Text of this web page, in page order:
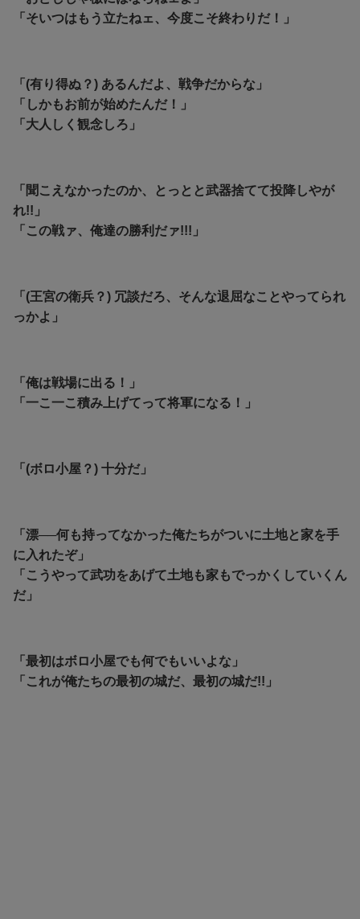
「そいつはもう立たねェ、今度こそ終わりだ！」
「(有り得ぬ？) あるんだよ、戦争だからな」
「しかもお前が始めたんだ！」
「大人しく観念しろ」
「聞こえなかったのか、とっとと武器捨てて投降しやが
れ!!」
「この戦ァ、俺達の勝利だァ!!!」
「(王宮の衛兵？) 冗談だろ、そんな退屈なことやってられ
っかよ」
「俺は戦場に出る！」
「一こ一こ積み上げてって将軍になる！」
「(ボロ小屋？) 十分だ」
「漂──何も持ってなかった俺たちがついに土地と家を手
に入れたぞ」
「こうやって武功をあげて土地も家もでっかくしていくん
だ」
「最初はボロ小屋でも何でもいいよな」
「これが俺たちの最初の城だ、最初の城だ!!」